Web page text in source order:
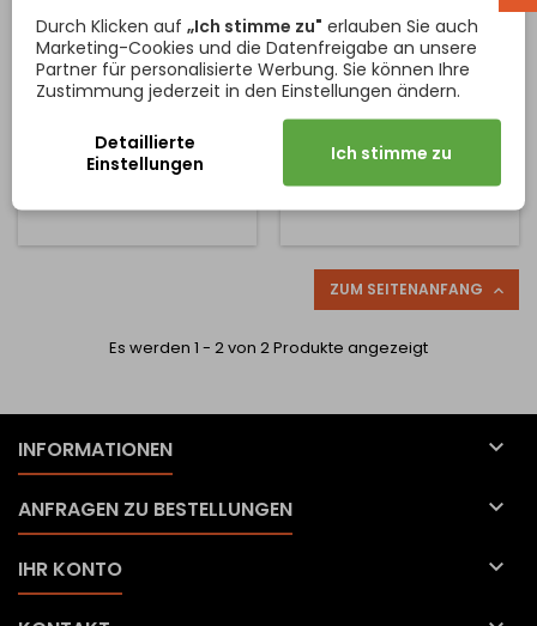
ALBIO 10 Behältersystem mit
manuellem Auszug. Für
Schrank 30 cm
bestimmt.Volumen: 1x16L
Preis
40,96 €
In den Warenkorb
Behältersystem ALBIO 40.
Für Schrank 45 cm
bestimmt.Fassungsvermögen:
2x30LAusführung:
ZUM SEITENANFANG 
Es werden 1 - 2 von 2 Produkte angezeigt
INFORMATIONEN 
ANFRAGEN ZU BESTELLUNGEN 
IHR KONTO 
Durch Klicken auf „Ich stimme zu" erlauben Sie auch
Marketing-Cookies und die Datenfreigabe an unsere
Partner für personalisierte Werbung. Sie können Ihre
Zustimmung jederzeit in den Einstellungen ändern.
Detaillierte
Einstellungen
Ich stimme zu